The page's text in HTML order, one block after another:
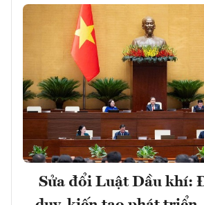
Sửa đổi Luật Dầu khí: